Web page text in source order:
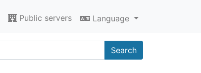
Public servers Language
Search